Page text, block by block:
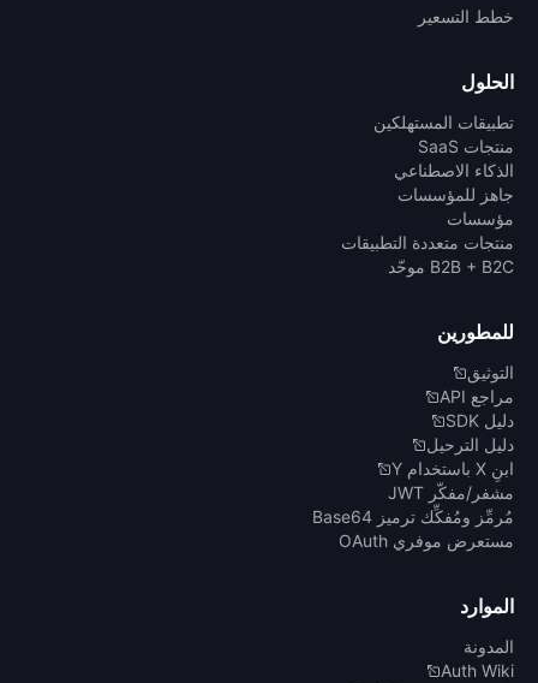
خطط التسعير
الحلول
تطبيقات المستهلكين
منتجات SaaS
الذكاء الاصطناعي
جاهز للمؤسسات
مؤسسات
منتجات متعددة التطبيقات
B2B + B2C موحّد
للمطورين
التوثيق
مراجع API
دليل SDK
دليل الترحيل
ابنِ X باستخدام Y
مشفر/مفكّر JWT
مُرمِّز ومُفكِّك ترميز Base64
مستعرض موفري OAuth
الموارد
المدونة
Auth Wiki